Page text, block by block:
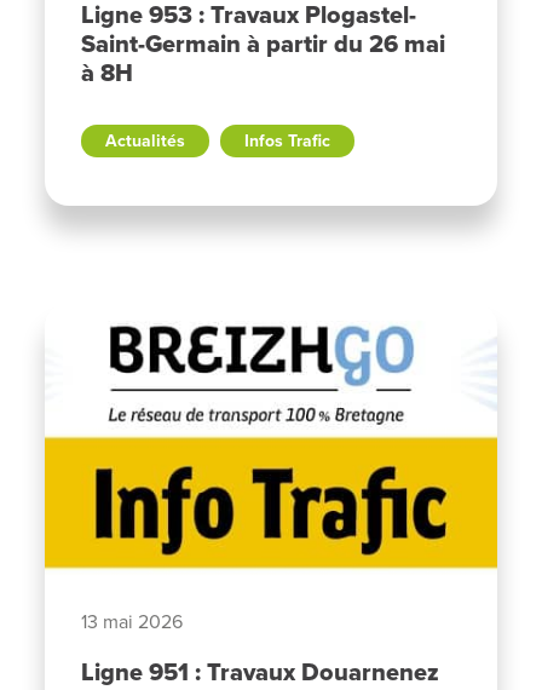
Ligne 953 : Travaux Plogastel-
Saint-Germain à partir du 26 mai
à 8H
Actualités Infos Trafic
13 mai 2026
Ligne 951 : Travaux Douarnenez